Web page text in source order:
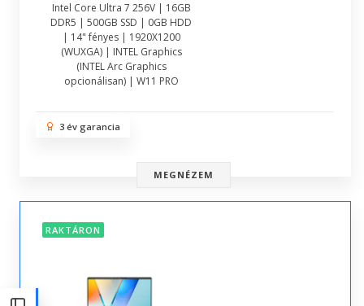
Intel Core Ultra 7 256V | 16GB
DDR5 | 500GB SSD | 0GB HDD
| 14" fényes | 1920X1200
(WUXGA) | INTEL Graphics
(INTEL Arc Graphics
opcionálisan) | W11 PRO
3 év garancia
MEGNÉZEM
RAKTÁRON